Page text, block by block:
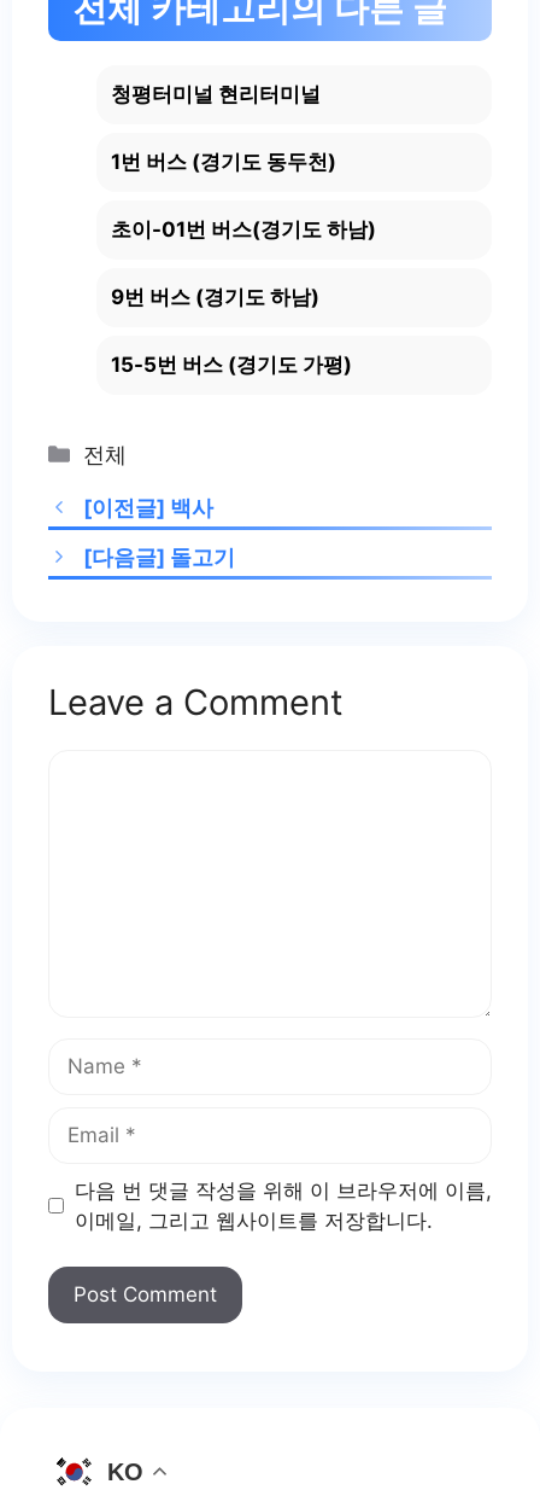
청평터미널 현리터미널
1번 버스 (경기도 동두천)
초이-01번 버스(경기도 하남)
9번 버스 (경기도 하남)
15-5번 버스 (경기도 가평)
Categories
전체
[이전글] 백사
[다음글] 돌고기
Leave a Comment
다음 번 댓글 작성을 위해 이 브라우저에 이름,
이메일, 그리고 웹사이트를 저장합니다.
KO